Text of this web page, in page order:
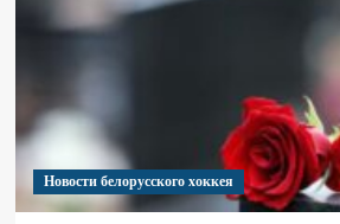
Новости белорусского хоккея